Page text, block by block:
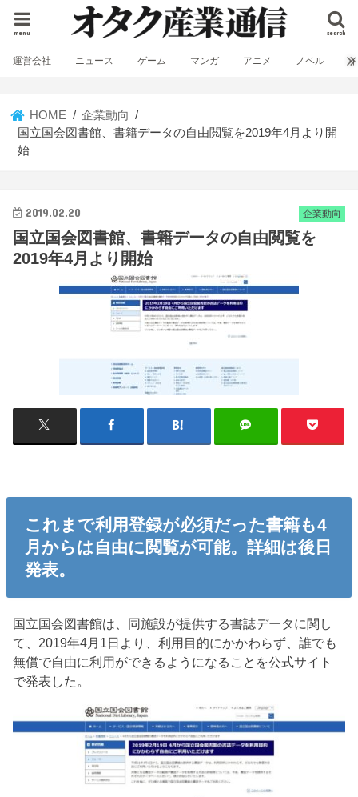
search
menu
運営会社 ニュース ゲーム マンガ アニメ ノベル
HOME
企業動向
国立国会図書館、書籍データの自由閲覧を2019年4月より開
始
企業動向
2019.02.20
国立国会図書館、書籍データの自由閲覧を
2019年4月より開始
これまで利用登録が必須だった書籍も4
月からは自由に閲覧が可能。詳細は後日
発表。
国立国会図書館は、同施設が提供する書誌データに関し
て、2019年4月1日より、利用目的にかかわらず、誰でも
無償で自由に利用ができるようになることを公式サイト
で発表した。